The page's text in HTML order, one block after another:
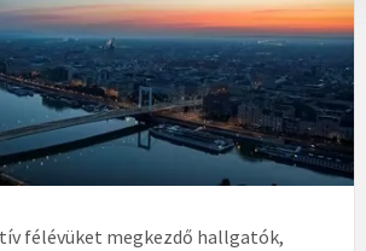
félévüket megkezdő hallgatók,